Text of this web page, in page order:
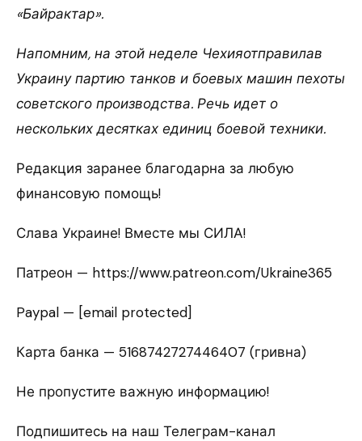
«Байрактар».
Напомним, на этой неделе Чехияотправилав
Украину партию танков и боевых машин пехоты
советского производства. Речь идет о
нескольких десятках единиц боевой техники.
Редакция заранее благодарна за любую
финансовую помощь!
Слава Украине! Вместе мы СИЛА!
Патреон — https://www.patreon.com/Ukraine365
Paypal — [email protected]
Карта банка — 5168742727446407 (гривна)
Не пропустите важную информацию!
Подпишитесь на наш Телеграм-канал